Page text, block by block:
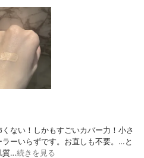
ない！しかもすごいカバー力！小さ
ーいらずです。お直しも不要。…と
質…続きを見る